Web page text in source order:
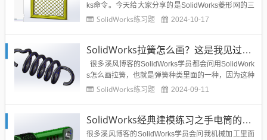
ks命令。今天给大家分享的是SolidWorks菱形网的三
维建模方法，希望大家可以练习一下其中的建模思
丝网效果图...
SolidWorks练习题 2024-10-17
SolidWorks拉簧怎么画？这是我见过最简单的弹簧建模方法
很多溪风博客的SolidWorks学员都会问用SolidWork
s怎么画拉簧，也就是弹簧种类里面的一种，因为这种
拉簧两端带钩子，所以不太容易画，今天溪风就给大
SolidWorks练习题 2024-09-11
SolidWorks经典建模练习之手电筒的绘制，巧妙生成滚花特征
很多溪风博客的SolidWorks学员会问我机械加工里面